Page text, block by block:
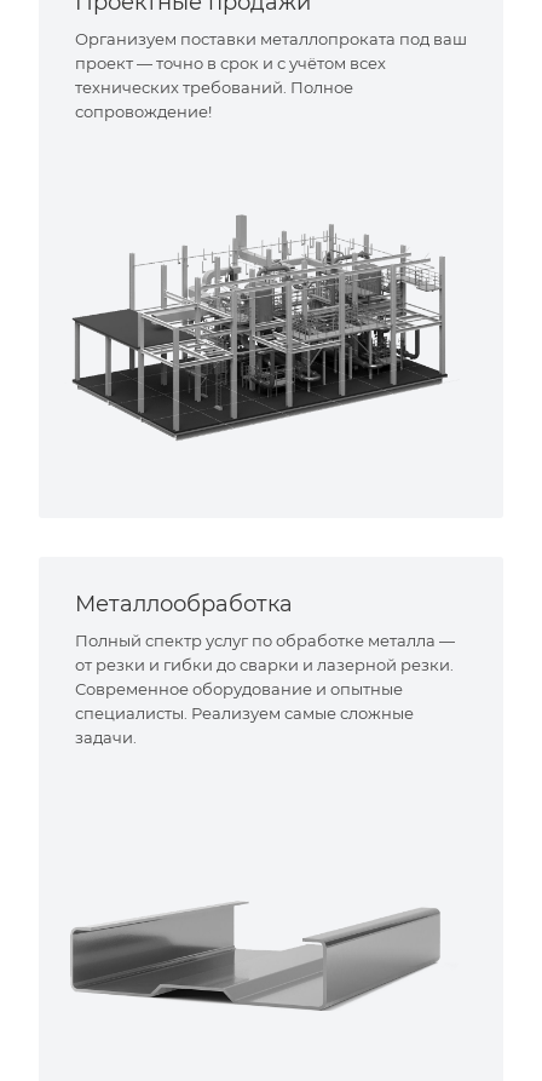
Организуем поставки металлопроката под ваш
проект — точно в срок и с учётом всех
технических требований. Полное
сопровождение!
Металлообработка
Полный спектр услуг по обработке металла —
от резки и гибки до сварки и лазерной резки.
Современное оборудование и опытные
специалисты. Реализуем самые сложные
задачи.